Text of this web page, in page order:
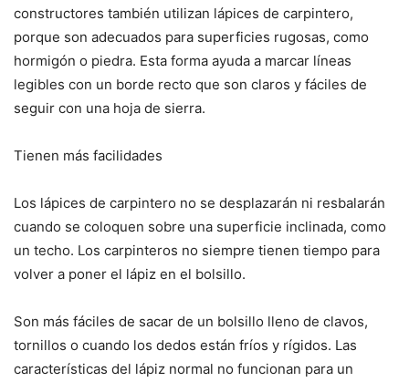
constructores también utilizan lápices de carpintero,
porque son adecuados para superficies rugosas, como
hormigón o piedra. Esta forma ayuda a marcar líneas
legibles con un borde recto que son claros y fáciles de
seguir con una hoja de sierra.
Tienen más facilidades
Los lápices de carpintero no se desplazarán ni resbalarán
cuando se coloquen sobre una superficie inclinada, como
un techo. Los carpinteros no siempre tienen tiempo para
volver a poner el lápiz en el bolsillo.
Son más fáciles de sacar de un bolsillo lleno de clavos,
tornillos o cuando los dedos están fríos y rígidos. Las
características del lápiz normal no funcionan para un